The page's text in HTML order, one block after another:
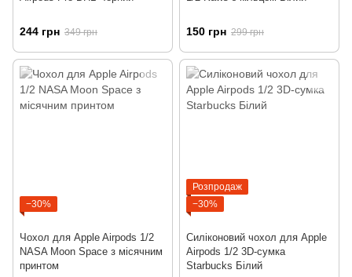
244 грн 349 грн 150 грн 299 грн
−30%
Чохол для Apple Airpods 1/2
NASA Moon Space з місячним
принтом
Розпродаж
−30%
Силіконовий чохол для Apple
Airpods 1/2 3D-сумка
Starbucks Білий